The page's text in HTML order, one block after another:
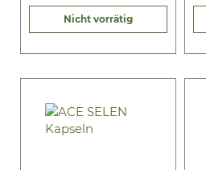
Nicht vorrätig